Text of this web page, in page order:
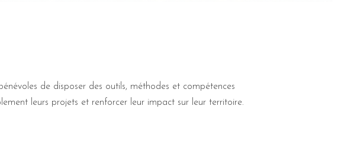
de disposer des outils, méthodes et compétences
leurs projets et renforcer leur impact sur leur territoire.